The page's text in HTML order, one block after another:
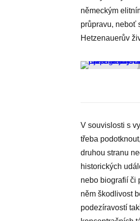
německým
průpravu, neboť
Hetzenauerův
V souvislosti s
třeba
druhou stranu
historických
nebo biografií či
něm škodlivost
podezíravostí